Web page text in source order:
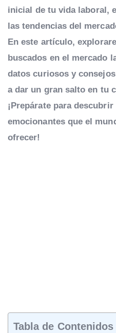
inicial de tu vida laboral,
las tendencias del
En este artículo,
buscados en el mercado
datos curiosos y
a dar un gran salto en tu
¡Prepárate para
emocionantes que el
ofrecer!
Tabla de Contenidos